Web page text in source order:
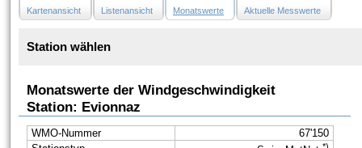
Kartenansicht Listenansicht Monatswerte Aktuelle Messwerte
Station wählen
Monatswerte der Windgeschwindigkeit
Station: Evionnaz
WMO-Nummer
67'150